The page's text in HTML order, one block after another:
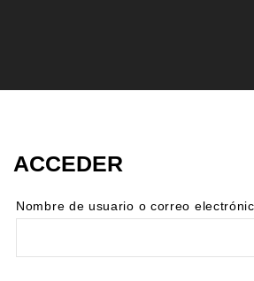
ACCEDER
Nombre de usuario o correo